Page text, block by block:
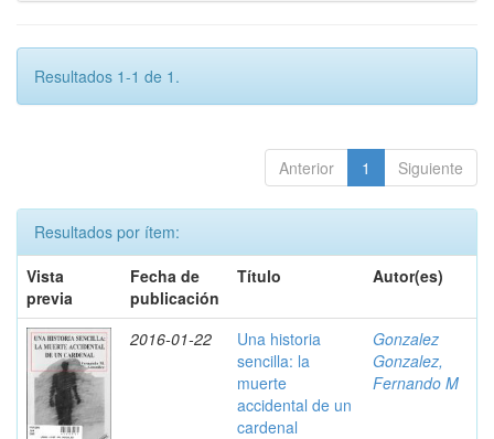
Resultados 1-1 de 1.
Anterior 1 Siguiente
Resultados por ítem:
Vista
previa
Fecha de
publicación
Título Autor(es)
2016-01-22
Una historia
sencilla: la
muerte
accidental de un
cardenal
Gonzalez
Gonzalez,
Fernando M